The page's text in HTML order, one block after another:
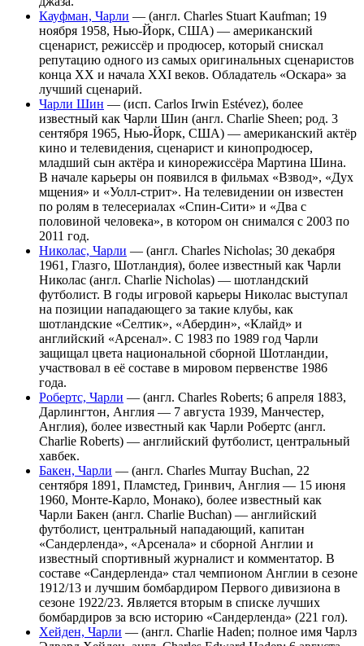
Кауфман, Чарли — (англ. Charles Stuart Kaufman; 19
ноября 1958, Нью-Йорк, США) — американский
сценарист, режиссёр и продюсер, который снискал
репутацию одного из самых оригинальных сценаристов
конца XX и начала XXI веков. Обладатель «Оскара» за
лучший сценарий.
Чарли Шин — (исп. Carlos Irwin Estévez), более
известный как Чарли Шин (англ. Charlie Sheen; род. 3
сентября 1965, Нью-Йорк, США) — американский актёр
кино и телевидения, сценарист и кинопродюсер,
младший сын актёра и кинорежиссёра Мартина Шина.
В начале карьеры он появился в фильмах «Взвод», «Дух
мщения» и «Уолл-стрит». На телевидении он известен
по ролям в телесериалах «Спин-Сити» и «Два с
половиной человека», в котором он снимался с 2003 по
2011 год.
Николас, Чарли — (англ. Charles Nicholas; 30 декабря
1961, Глазго, Шотландия), более известный как Чарли
Николас (англ. Charlie Nicholas) — шотландский
футболист. В годы игровой карьеры Николас выступал
на позиции нападающего за такие клубы, как
шотландские «Селтик», «Абердин», «Клайд» и
английский «Арсенал». С 1983 по 1989 год Чарли
защищал цвета национальной сборной Шотландии,
участвовал в её составе в мировом первенстве 1986
года.
Робертс, Чарли — (англ. Charles Roberts; 6 апреля 1883,
Дарлингтон, Англия — 7 августа 1939, Манчестер,
Англия), более известный как Чарли Робертс (англ.
Charlie Roberts) — английский футболист, центральный
хавбек.
Бакен, Чарли — (англ. Charles Murray Buchan, 22
сентября 1891, Пламстед, Гринвич, Англия — 15 июня
1960, Монте-Карло, Монако), более известный как
Чарли Бакен (англ. Charlie Buchan) — английский
футболист, центральный нападающий, капитан
«Сандерленда», «Арсенала» и сборной Англии и
известный спортивный журналист и комментатор. В
составе «Сандерленда» стал чемпионом Англии в сезоне
1912/13 и лучшим бомбардиром Первого дивизиона в
сезоне 1922/23. Является вторым в списке лучших
бомбардиров за всю историю «Сандерленда» (221 гол).
Хейден, Чарли — (англ. Charlie Haden; полное имя Чарлз